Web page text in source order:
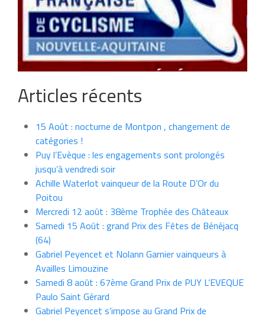
Articles récents
15 Août : nocturne de Montpon , changement de
catégories !
Puy l’Evèque : les engagements sont prolongés
jusqu’à vendredi soir
Achille Waterlot vainqueur de la Route D’Or du
Poitou
Mercredi 12 août : 38ème Trophée des Châteaux
Samedi 15 Août : grand Prix des Fêtes de Bénéjacq
(64)
Gabriel Peyencet et Nolann Garnier vainqueurs à
Availles Limouzine
Samedi 8 août : 67ème Grand Prix de PUY L’EVEQUE
Paulo Saint Gérard
Gabriel Peyencet s’impose au Grand Prix de